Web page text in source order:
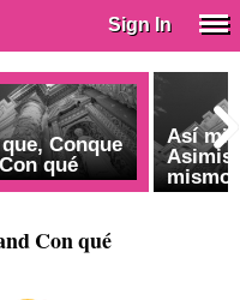
Sign In
Conque
qué
Así
mismo
Con qué